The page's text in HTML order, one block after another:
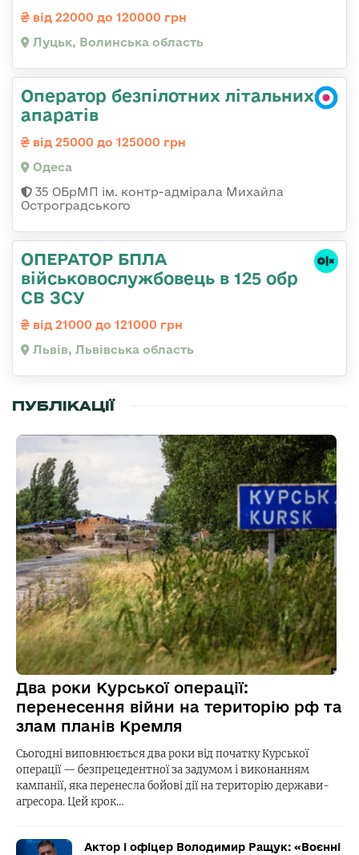
від 22000 до 120000 грн
Луцьк, Волинська область
Оператор безпілотних літальних
апаратів
від 25000 до 125000 грн
Одеса
35 ОБрМП ім. контр-адмірала Михайла
Остроградського
ОПЕРАТОР БПЛА
військовослужбовець в 125 обр
СВ ЗСУ
від 21000 до 121000 грн
Львів, Львівська область
ПУБЛІКАЦІЇ
Два роки Курської операції:
перенесення війни на територію рф та
злам планів Кремля
Сьогодні виповнюється два роки від початку Курської
операції — безпрецедентної за задумом і виконанням
кампанії, яка перенесла бойові дії на територію держави-
агресора. Цей крок…
Актор і офіцер Володимир Ращук: «Воєнні